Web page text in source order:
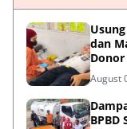
dan
Donor
ke-81
August
BPBD